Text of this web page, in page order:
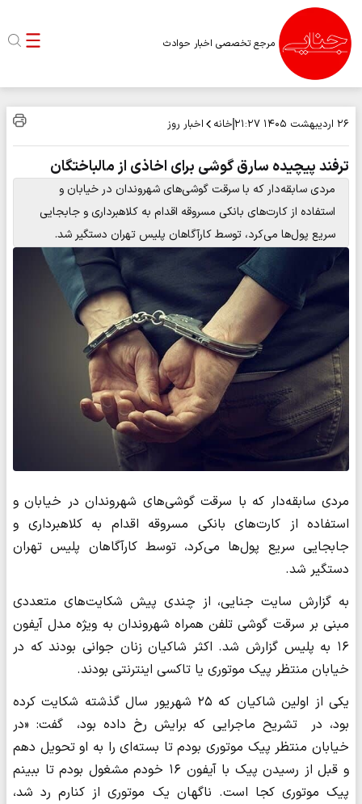
مرجع تخصصی اخبار حوادث
۲۶ اردیبهشت ۱۴۰۵ ۲۱:۲۷ خانه اخبار روز
ترفند پیچیده سارق گوشی برای اخاذی از مالباختگان
مردی سابقه‌دار که با سرقت گوشی‌های شهروندان در خیابان و
استفاده از کارت‌های بانکی مسروقه اقدام به کلاهبرداری و جابجایی
سریع پول‌ها می‌کرد، توسط کارآگاهان پلیس تهران دستگیر شد.
مردی سابقه‌دار که با سرقت گوشی‌های شهروندان در خیابان و
استفاده از کارت‌های بانکی مسروقه اقدام به کلاهبرداری و
جابجایی سریع پول‌ها می‌کرد، توسط کارآگاهان پلیس تهران
دستگیر شد.
به گزارش سایت جنایی، از چندی پیش شکایت‌های متعددی
مبنی بر سرقت گوشی تلفن همراه شهروندان به ویژه مدل آیفون
۱۶ به پلیس گزارش شد. اکثر شاکیان زنان جوانی بودند که در
خیابان منتظر پیک موتوری یا تاکسی اینترنتی بودند.
یکی از اولین شاکیان که ۲۵ شهریور سال گذشته شکایت کرده
بود، در تشریح ماجرایی که برایش رخ داده بود، گفت: «در
خیابان منتظر پیک موتوری بودم تا بسته‌‌ای را به او تحویل دهم
و قبل از رسیدن پیک با آیفون ۱۶‌ خودم مشغول بودم تا ببینم
پیک موتوری کجا است. ناگهان یک موتوری از کنارم رد شد،